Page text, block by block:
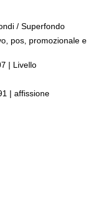
/ Superfondo
pos, promozionale e
| Livello
| affissione